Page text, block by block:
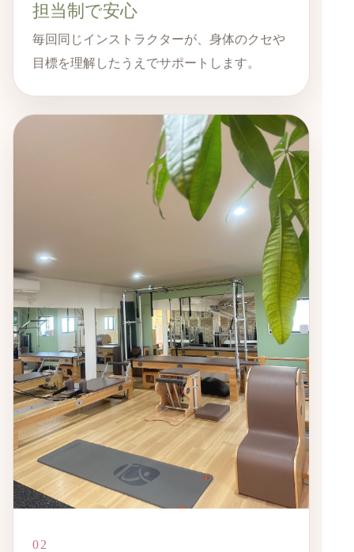
担当制で安心
毎回同じインストラクターが、身体のクセや
目標を理解したうえでサポートします。
02